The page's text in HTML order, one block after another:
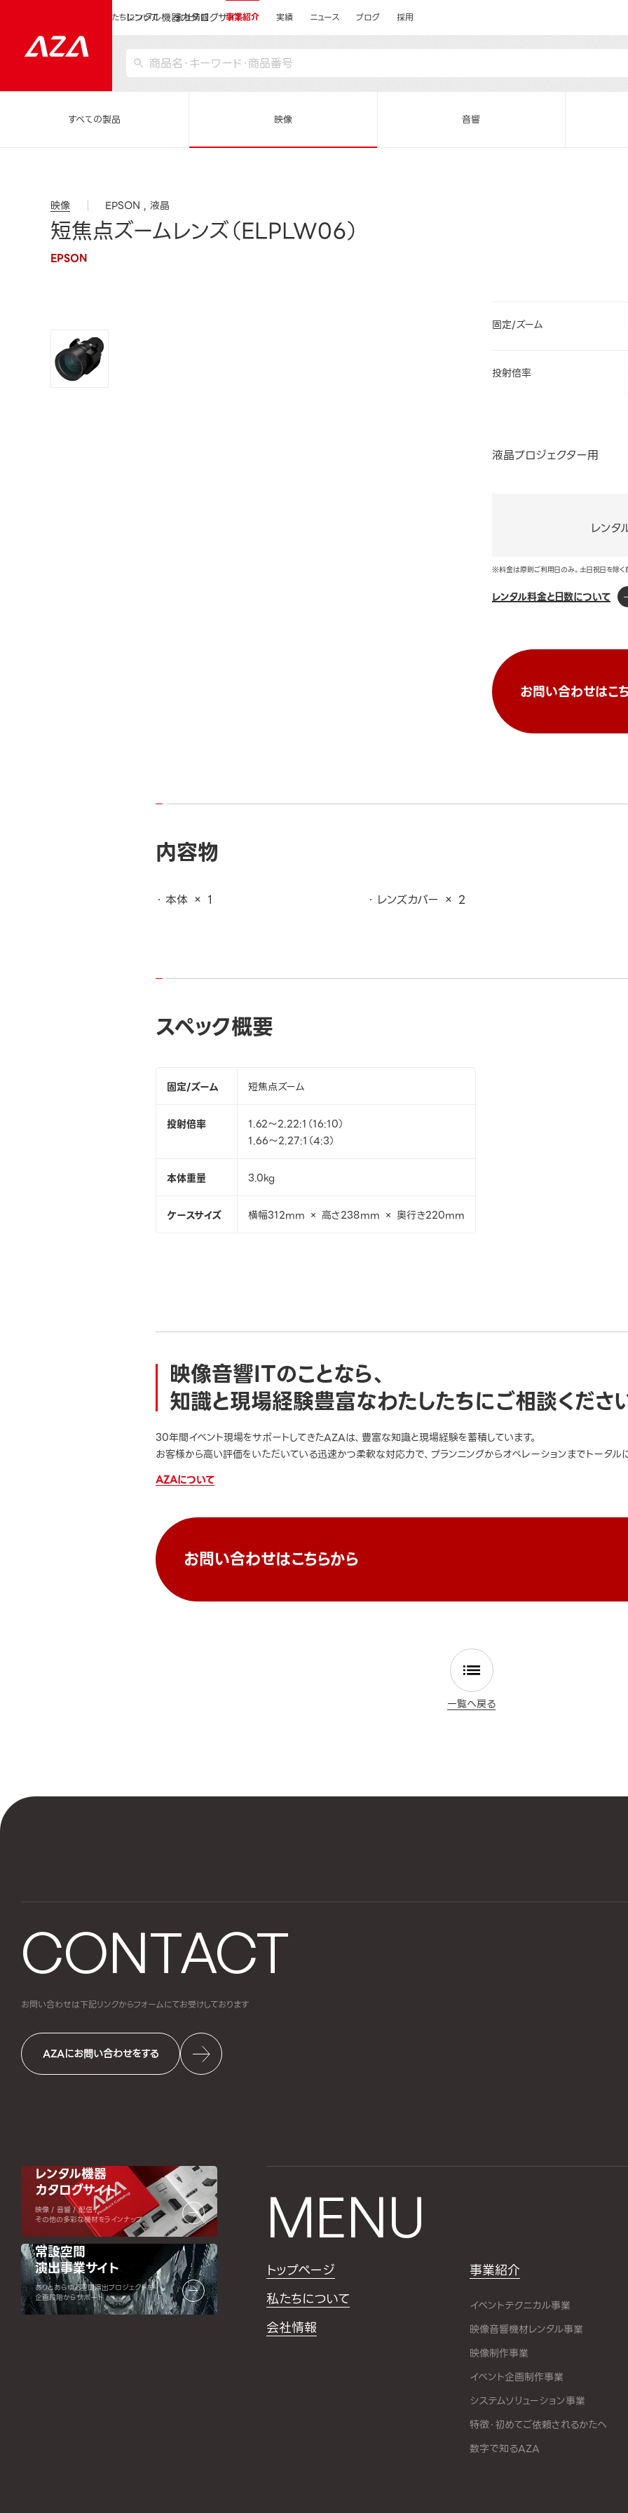
レンタル機器カタログサイト
私たちについて 会社情報 事業紹介 実績 ニュース ブログ 採用
すべての製品 映像 音響
映像 EPSON 液晶
短焦点ズームレンズ（ELPLW06）
EPSON
固定/ズーム
投射倍率
液晶プロジェクター用
レンタ
※料金は原則ご利用日のみ。土日祝日を除
レンタル料金と日数について
お問い合わせはこ
内容物
本体 × 1 レンズカバー × 2
スペック概要
固定/ズーム 短焦点ズーム
投射倍率
1.62～2.22:1（16:10）
1.66～2.27:1（4:3）
本体重量 3.0kg
ケースサイズ 横幅312mm × 高さ238mm × 奥行き220mm
映像音響ITのことなら、
知識と現場経験豊富なわたしたちにご相談くださ
30年間イベント現場をサポートしてきたAZAは、豊富な知識と現場経験を蓄積しています。
お客様から高い評価をいただいている迅速かつ柔軟な対応力で、プランニングからオペレーションまでトータル
AZAについて
お問い合わせはこちらから
一覧へ戻る
CONTACT
お問い合わせは下記リンクからフォームにてお受けしております
AZAにお問い合わせをする
レンタル機器
カタログサイト
映像 / 音響 / 配信 /
その他の多彩な機材をラインナップ
常設空間
演出事業サイト
ありとあらゆる空間演出プロジェクトを
企画段階からサポート
MENU
トップページ
私たちについて
会社情報
事業紹介
イベントテクニカル事業
映像音響機材レンタル事業
映像制作事業
イベント企画制作事業
システムソリューション事業
特徴・初めてご依頼されるかたへ
数字で知るAZA